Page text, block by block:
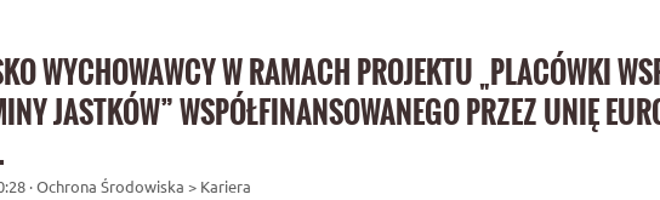
WYCHOWAWCY W RAMACH PROJEKTU „PLACÓWKI
JASTKÓW” WSPÓŁFINANSOWANEGO PRZEZ UNIĘ
· Ochrona Środowiska > Kariera